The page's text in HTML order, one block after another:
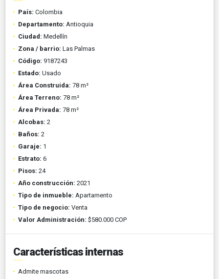
País: Colombia
Departamento: Antioquia
Ciudad: Medellín
Zona / barrio: Las Palmas
Código: 9187243
Estado: Usado
Área Construida: 78 m²
Área Terreno: 78 m²
Área Privada: 78 m²
Alcobas: 2
Baños: 2
Garaje: 1
Estrato: 6
Pisos: 24
Año construcción: 2021
Tipo de inmueble: Apartamento
Tipo de negocio: Venta
Valor Administración: $580.000 COP
Características internas
Admite mascotas